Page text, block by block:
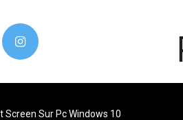
Screen Sur Pc Windows 10